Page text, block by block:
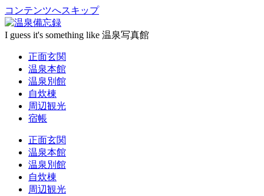
コンテンツへスキップ
I guess it's something like 温泉写真館
正面玄関
温泉本館
温泉別館
自炊棟
周辺観光
宿帳
正面玄関
温泉本館
温泉別館
自炊棟
周辺観光